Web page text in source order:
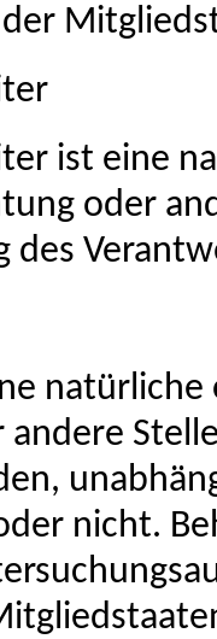
ist eine
oder
des
nicht.